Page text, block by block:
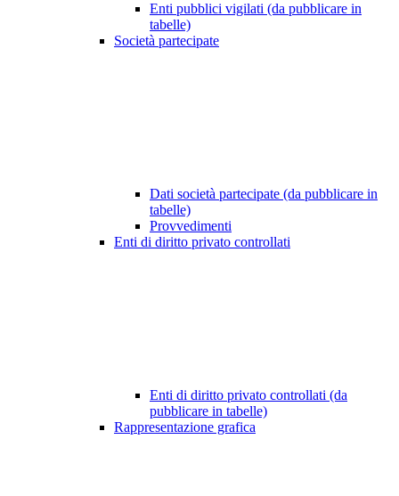
Enti pubblici vigilati (da pubblicare in
tabelle)
Società partecipate
Dati società partecipate (da pubblicare in
tabelle)
Provvedimenti
Enti di diritto privato controllati
Enti di diritto privato controllati (da
pubblicare in tabelle)
Rappresentazione grafica